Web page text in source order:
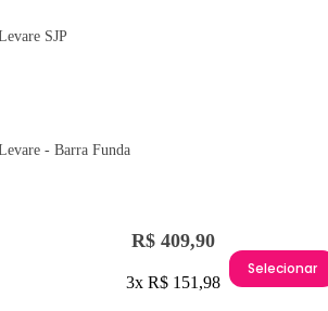
SJP
- Barra Funda
R$ 409,90
3x R$ 151,98
Selecionar